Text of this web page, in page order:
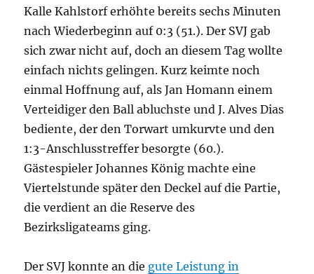
Kalle Kahlstorf erhöhte bereits sechs Minuten
nach Wiederbeginn auf 0:3 (51.). Der SVJ gab
sich zwar nicht auf, doch an diesem Tag wollte
einfach nichts gelingen. Kurz keimte noch
einmal Hoffnung auf, als Jan Homann einem
Verteidiger den Ball abluchste und J. Alves Dias
bediente, der den Torwart umkurvte und den
1:3-Anschlusstreffer besorgte (60.).
Gästespieler Johannes König machte eine
Viertelstunde später den Deckel auf die Partie,
die verdient an die Reserve des
Bezirksligateams ging.
Der SVJ konnte an die gute Leistung in